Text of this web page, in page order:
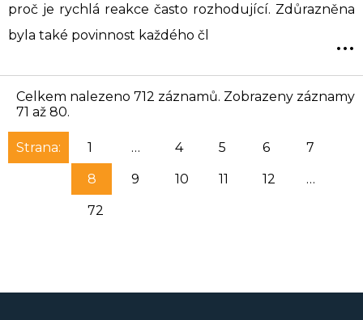
proč je rychlá reakce často rozhodující. Zdůrazněna
byla také povinnost každého čl
...
Celkem nalezeno 712 záznamů. Zobrazeny záznamy
71 až 80.
Strana: 1 … 4 5 6 7
8 9 10 11 12 …
72